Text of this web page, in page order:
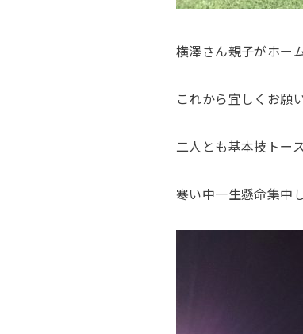
横澤さん親子がホー
これから宜しくお願
二人とも基本技トー
寒い中一生懸命集中